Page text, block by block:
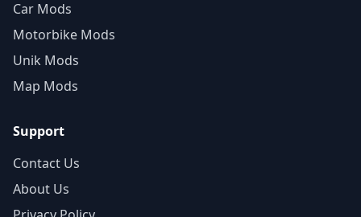
Car Mods
Motorbike Mods
Unik Mods
Map Mods
Support
Contact Us
About Us